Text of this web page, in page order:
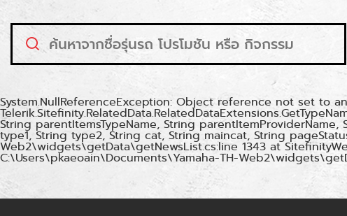
System.NullReferenceException: Object reference not set to
String parentItemsTypeName, String
type1, String type2, String cat, String maincat, String
Web2\widgets\getData\getNewsList.cs:line 1343 at
C:\Users\pkaeoain\Documents\Yamaha-TH-